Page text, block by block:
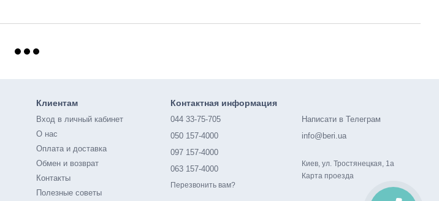
Клиентам
Вход в личный кабинет
О нас
Оплата и доставка
Обмен и возврат
Контакты
Полезные советы
Контактная информация
044 33-75-705
050 157-4000
097 157-4000
063 157-4000
Перезвонить вам?
Написати в Телеграм
info@beri.ua
Киев, ул. Тростянецкая, 1а
Карта проезда